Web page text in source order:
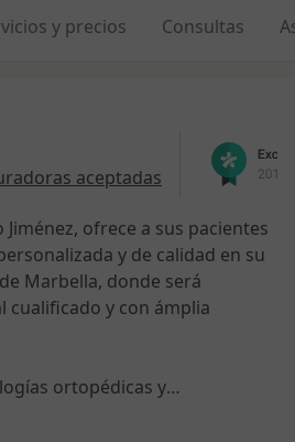
y precios Consultas
aceptadas
Jiménez, ofrece a sus pacientes
y de calidad en su
Marbella, donde será
cualificado y con ámplia
ortopédicas y
en la propia consulta con